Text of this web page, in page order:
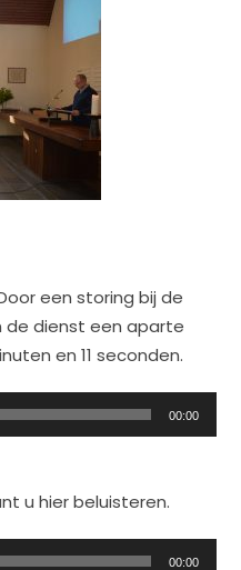
een storing bij de
de dienst een aparte
en 11 seconden.
00:00
u hier beluisteren.
00:00